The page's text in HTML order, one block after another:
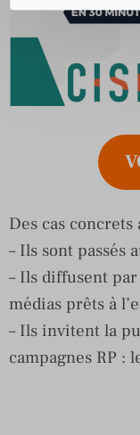
Des cas
– Ils sont passés
– Ils diffusent
médias prêts à
– Ils invitent la
campagnes RP :